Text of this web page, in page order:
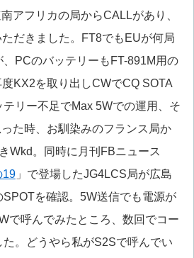
アフリカの局からCALLがあり、
ただきました。FT8でもEUが何局
PCのバッテリーもFT-891M用の
KX2を取り出しCWでCQ SOTA
リー不足でMax 5Wでの運用、そ
た時、お馴染みのフランス局か
Wkd。同時に月刊FBニュース
19」で登場したJG4LCS局が広島
を確認。5W送信でも電源が
で呼んでみたところ、数回でコー
。どうやら私がS2Sで呼んでい